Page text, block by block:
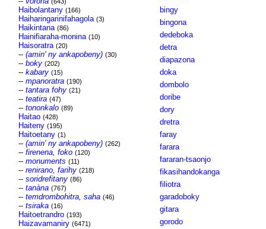
Haibolantany (166)
Haiharingarinifahagola (3)
Haikintana (86)
Hainifiaraha-monina (10)
Haisoratra (20)
-- (amin' ny ankapobeny) (30)
-- boky (202)
-- kabary (15)
-- mpanoratra (190)
-- tantara fohy (21)
-- teatira (47)
-- tononkalo (89)
Haitao (428)
Haiteny (195)
Haitoetany (1)
-- (amin' ny ankapobeny) (262)
-- firenena, foko (120)
-- monuments (11)
-- renirano, farihy (218)
-- soridrefitany (86)
-- tanàna (767)
-- temdrombohitra, saha (46)
-- tsiraka (16)
Haitoetrandro (193)
Haizavamaniry (6471)
bingy
bingona
dedeboka
detra
diapazona
doka
dombolo
doribe
dory
dretra
faray
farara
fararan-tsaonjo
fikasihandokanga
filiotra
garadoboky
gitara
gorodo